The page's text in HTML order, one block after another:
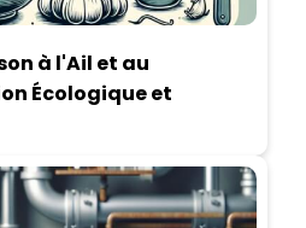
à l'Ail et au
Écologique et